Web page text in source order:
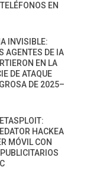
EN
INVISIBLE:
AGENTES DE IA
EN LA
DE ATAQUE
DE 2025–
HACKEA
MÓVIL CON